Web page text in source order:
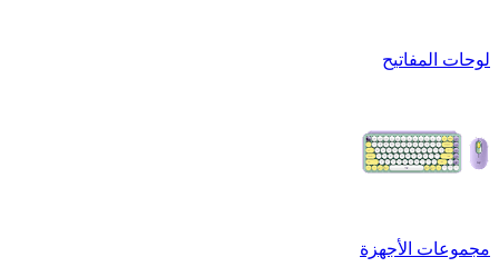
لوحات المفاتيح
مجموعات الأجهزة